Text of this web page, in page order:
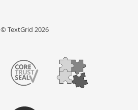
© TextGrid 2026